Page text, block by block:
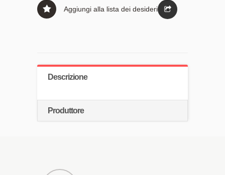
Aggiungi alla lista dei desideri
Descrizione
Produttore